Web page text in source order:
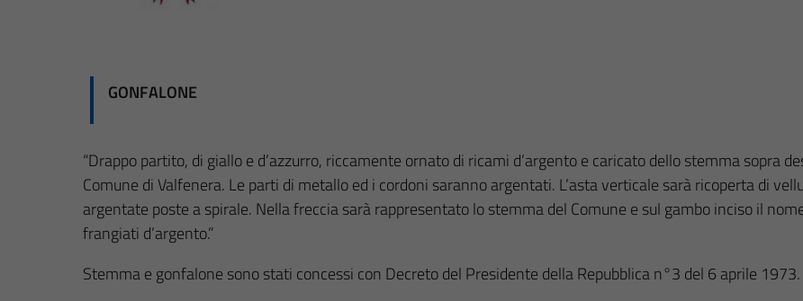
GONFALONE
“Drappo partito, di giallo e d’azzurro, riccamente ornato di ricami d’argento e caricato dello stemma sopra
Comune di Valfenera. Le parti di metallo ed i cordoni saranno argentati. L’asta verticale sarà ricoperta di
argentate poste a spirale. Nella freccia sarà rappresentato lo stemma del Comune e sul gambo inciso il
frangiati d’argento.”
Stemma e gonfalone sono stati concessi con Decreto del Presidente della Repubblica n°3 del 6 aprile 1973.